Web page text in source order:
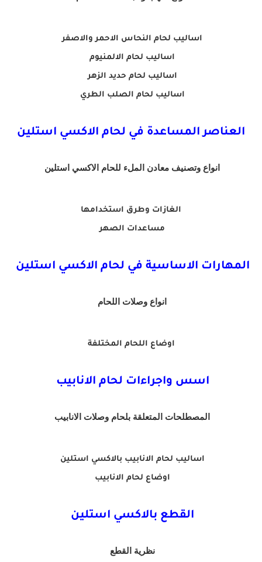
اساليب لحام النحاس الاحمر والاصفر
اساليب لحام الالمنيوم
اساليب لحام حديد الزهر
اساليب لحام الصلب الطري
العناصر المساعدة في لحام الاكسي استلين
انواع وتصنيف معادن الملء للحام الاكسي استلين
الغازات وطرق استخدامها
مساعدات الصهر
المهارات الاساسية في لحام الاكسي استلين
انواع وصلات اللحام
اوضاع اللحام المختلفة
اسس واجراءات لحام الانابيب
المصطلحات المتعلقة بلحام وصلات الانابيب
اساليب لحام الانابيب بالاكسي استلين
اوضاع لحام الانابيب
القطع بالاكسي استلين
نظرية القطع